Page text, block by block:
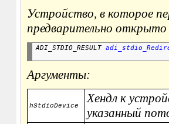
Устройство, в которое
предварительно
ADI_STDIO_RESULT
Аргументы:
hStdioDevice
Хендл к
указанный